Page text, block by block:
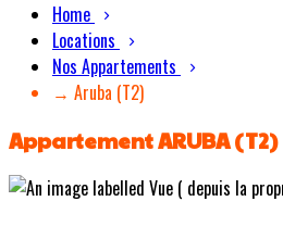
Home
Locations
Nos Appartements
→ Aruba (T2)
Appartement ARUBA (T2)